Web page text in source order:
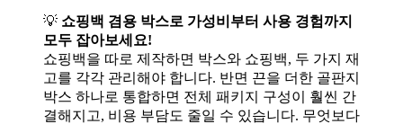
💡 쇼핑백 겸용 박스로 가성비부터 사용 경험까지
모두 잡아보세요!
쇼핑백을 따로 제작하면 박스와 쇼핑백, 두 가지 재
고를 각각 관리해야 합니다. 반면 끈을 더한 골판지
박스 하나로 통합하면 전체 패키지 구성이 훨씬 간
결해지고, 비용 부담도 줄일 수 있습니다. 무엇보다